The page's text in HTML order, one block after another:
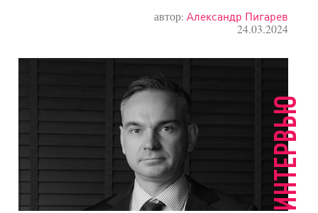
автор: Александр Пигарев
24.03.2024
ИНТЕРВЬЮ